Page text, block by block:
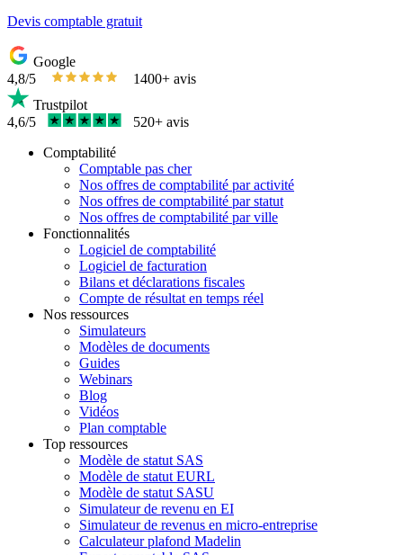
Devis comptable gratuit
Google
4,8/5
1400+ avis
Trustpilot
4,6/5
520+ avis
Comptabilité
Comptable pas cher
Nos offres de comptabilité par activité
Nos offres de comptabilité par statut
Nos offres de comptabilité par ville
Fonctionnalités
Logiciel de comptabilité
Logiciel de facturation
Bilans et déclarations fiscales
Compte de résultat en temps réel
Nos ressources
Simulateurs
Modèles de documents
Guides
Webinars
Blog
Vidéos
Plan comptable
Top ressources
Modèle de statut SAS
Modèle de statut EURL
Modèle de statut SASU
Simulateur de revenu en EI
Simulateur de revenus en micro-entreprise
Calculateur plafond Madelin